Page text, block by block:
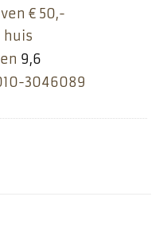
€ 50,-
huis
9,6
3046089